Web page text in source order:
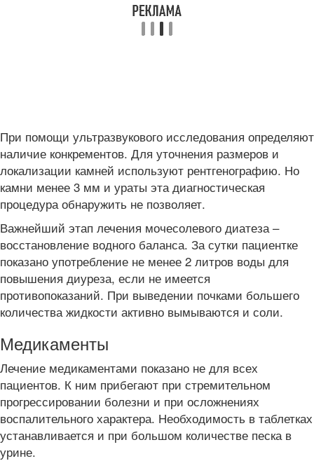
При помощи ультразвукового исследования определяют
наличие конкрементов. Для уточнения размеров и
локализации камней используют рентгенографию. Но
камни менее 3 мм и ураты эта диагностическая
процедура обнаружить не позволяет.
Важнейший этап лечения мочесолевого диатеза –
восстановление водного баланса. За сутки пациентке
показано употребление не менее 2 литров воды для
повышения диуреза, если не имеется
противопоказаний. При выведении почками большего
количества жидкости активно вымываются и соли.
Медикаменты
Лечение медикаментами показано не для всех
пациентов. К ним прибегают при стремительном
прогрессировании болезни и при осложнениях
воспалительного характера. Необходимость в таблетках
устанавливается и при большом количестве песка в
урине.